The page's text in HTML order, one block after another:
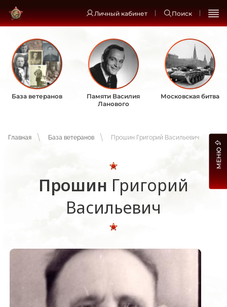
Личный кабинет Поиск
База ветеранов
Памяти Василия
Ланового
Московская битва
Главная База ветеранов Прошин Григорий Васильевич
Прошин Григорий
Васильевич
МЕНЮ